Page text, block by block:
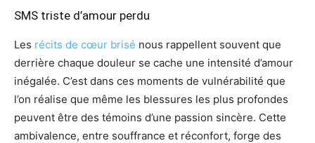
SMS triste d’amour perdu
Les récits de cœur brisé nous rappellent souvent que
derrière chaque douleur se cache une intensité d’amour
inégalée. C’est dans ces moments de vulnérabilité que
l’on réalise que même les blessures les plus profondes
peuvent être des témoins d’une passion sincère. Cette
ambivalence, entre souffrance et réconfort, forge des